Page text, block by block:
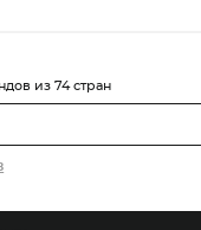
из 74 стран